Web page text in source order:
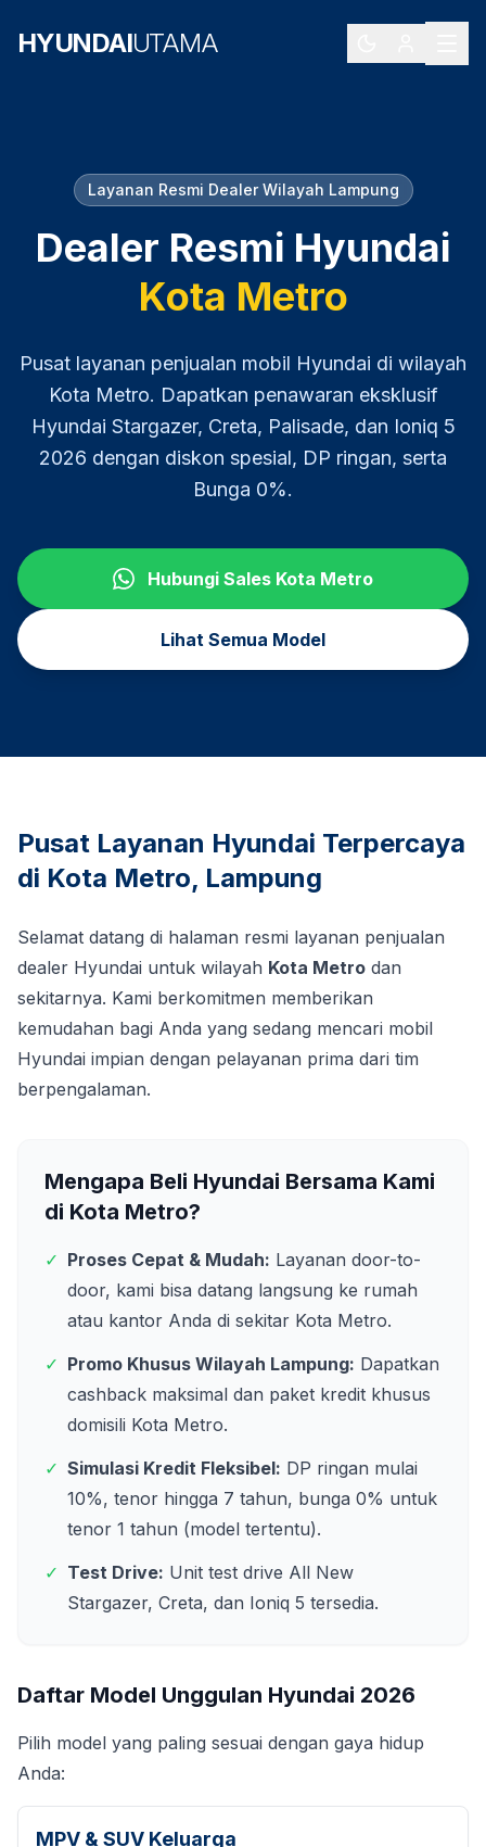
HYUNDAIUTAMA
Layanan Resmi Dealer Wilayah Lampung
Dealer Resmi Hyundai
Kota Metro
Pusat layanan penjualan mobil Hyundai di wilayah
Kota Metro. Dapatkan penawaran eksklusif
Hyundai Stargazer, Creta, Palisade, dan Ioniq 5
2026 dengan diskon spesial, DP ringan, serta
Bunga 0%.
Hubungi Sales Kota Metro
Lihat Semua Model
Pusat Layanan Hyundai Terpercaya
di Kota Metro, Lampung
Selamat datang di halaman resmi layanan penjualan
dealer Hyundai untuk wilayah Kota Metro dan
sekitarnya. Kami berkomitmen memberikan
kemudahan bagi Anda yang sedang mencari mobil
Hyundai impian dengan pelayanan prima dari tim
berpengalaman.
Mengapa Beli Hyundai Bersama Kami
di Kota Metro?
✓ Proses Cepat & Mudah: Layanan door-to-
door, kami bisa datang langsung ke rumah
atau kantor Anda di sekitar Kota Metro.
✓ Promo Khusus Wilayah Lampung: Dapatkan
cashback maksimal dan paket kredit khusus
domisili Kota Metro.
✓ Simulasi Kredit Fleksibel: DP ringan mulai
10%, tenor hingga 7 tahun, bunga 0% untuk
tenor 1 tahun (model tertentu).
✓ Test Drive: Unit test drive All New
Stargazer, Creta, dan Ioniq 5 tersedia.
Daftar Model Unggulan Hyundai 2026
Pilih model yang paling sesuai dengan gaya hidup
Anda:
MPV & SUV Keluarga